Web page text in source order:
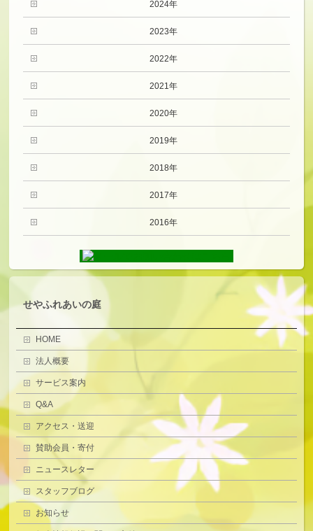
2024年
2023年
2022年
2021年
2020年
2019年
2018年
2017年
2016年
せやふれあいの庭
HOME
法人概要
サービス案内
Q&A
アクセス・送迎
賛助会員・寄付
ニュースレター
スタッフブログ
お知らせ